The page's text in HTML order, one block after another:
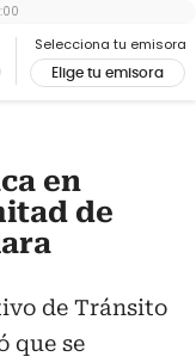
Selecciona tu emisora
Elige tu emisora
en
de
de Tránsito
que se